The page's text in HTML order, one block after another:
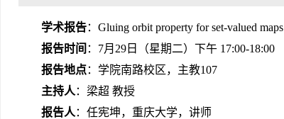
学术报告：Gluing orbit property for set-valued maps
报告时间 ：7月29日（星期二）下午 17:00-18:00
报告地点：学院南路校区，主教107
主持人 ：梁超 教授
报告人 ：任宪坤，重庆大学，讲师